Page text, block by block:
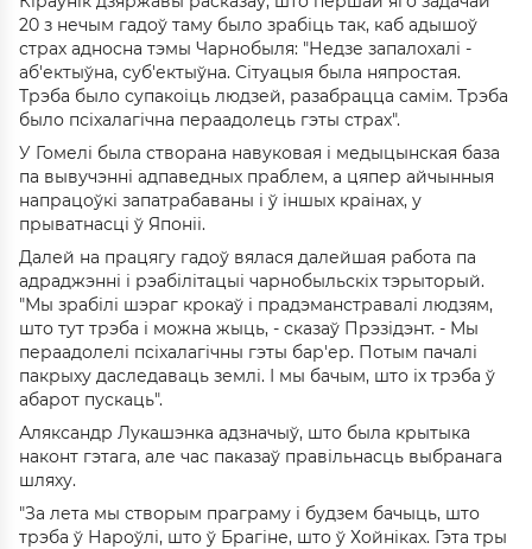
20 з нечым гадоў таму было зрабіць так, каб адышоў
страх адносна тэмы Чарнобыля: "Недзе запалохалі -
аб'ектыўна, суб'ектыўна. Сітуацыя была няпростая.
Трэба было супакоіць людзей, разабрацца самім. Трэба
было псіхалагічна пераадолець гэты страх".
У Гомелі была створана навуковая і медыцынская база
па вывучэнні адпаведных праблем, а цяпер айчынныя
напрацоўкі запатрабаваны і ў іншых краінах, у
прыватнасці ў Японіі.
Далей на працягу гадоў вялася далейшая работа па
адраджэнні і рэабілітацыі чарнобыльскіх тэрыторый.
"Мы зрабілі шэраг крокаў і прадэманстравалі людзям,
што тут трэба і можна жыць, - сказаў Прэзідэнт. - Мы
пераадолелі псіхалагічны гэты бар'ер. Потым пачалі
пакрыху даследаваць землі. І мы бачым, што іх трэба ў
абарот пускаць".
Аляксандр Лукашэнка адзначыў, што была крытыка
наконт гэтага, але час паказаў правільнасць выбранага
шляху.
"За лета мы створым праграму і будзем бачыць, што
трэба ў Нароўлі, што ў Брагіне, што ў Хойніках. Гэта тры